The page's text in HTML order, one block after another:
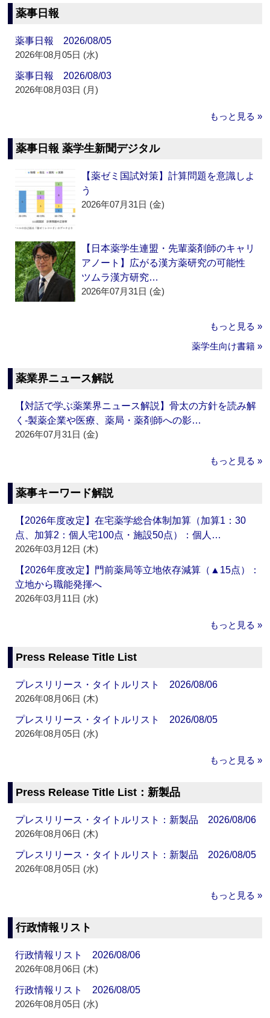
薬事日報
薬事日報 2026/08/05
2026年08月05日 (水)
薬事日報 2026/08/03
2026年08月03日 (月)
もっと見る »
薬事日報 薬学生新聞デジタル
【薬ゼミ国試対策】計算問題を意識しよ
う
2026年07月31日 (金)
【日本薬学生連盟・先輩薬剤師のキャリ
アノート】広がる漢方薬研究の可能性
ツムラ漢方研究…
2026年07月31日 (金)
もっと見る »
薬学生向け書籍 »
薬業界ニュース解説
【対話で学ぶ薬業界ニュース解説】骨太の方針を読み解
く‐製薬企業や医療、薬局・薬剤師への影…
2026年07月31日 (金)
もっと見る »
薬事キーワード解説
【2026年度改定】在宅薬学総合体制加算（加算1：30
点、加算2：個人宅100点・施設50点）：個人…
2026年03月12日 (木)
【2026年度改定】門前薬局等立地依存減算（▲15点）：
立地から職能発揮へ
2026年03月11日 (水)
もっと見る »
Press Release Title List
プレスリリース・タイトルリスト 2026/08/06
2026年08月06日 (木)
プレスリリース・タイトルリスト 2026/08/05
2026年08月05日 (水)
もっと見る »
Press Release Title List：新製品
プレスリリース・タイトルリスト：新製品 2026/08/06
2026年08月06日 (木)
プレスリリース・タイトルリスト：新製品 2026/08/05
2026年08月05日 (水)
もっと見る »
行政情報リスト
行政情報リスト 2026/08/06
2026年08月06日 (木)
行政情報リスト 2026/08/05
2026年08月05日 (水)